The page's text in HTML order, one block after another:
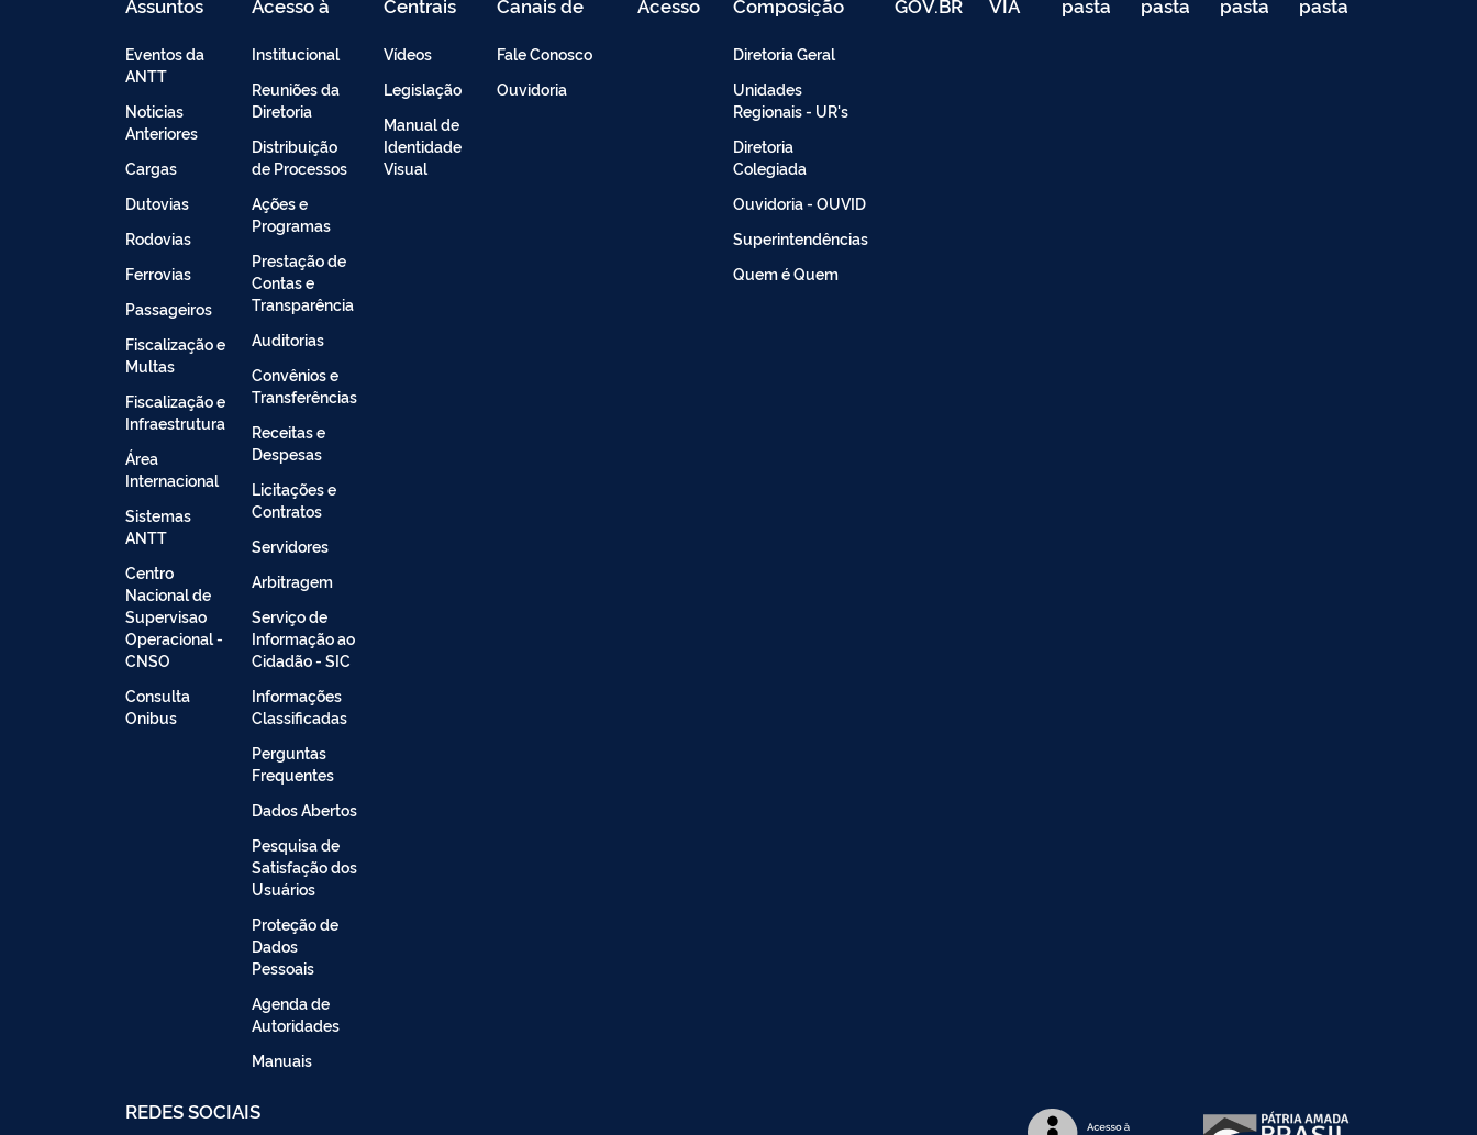
Eventos da
ANTT
Noticias
Anteriores
Cargas
Dutovias
Rodovias
Ferrovias
Passageiros
Fiscalização e
Multas
Fiscalização e
Infraestrutura
Área
Internacional
Sistemas
ANTT
Centro
Nacional de
Supervisao
Operacional -
CNSO
Consulta
Onibus
Informação
Institucional
Reuniões da
Diretoria
Distribuição
de Processos
Ações e
Programas
Prestação de
Contas e
Transparência
Auditorias
Convênios e
Transferências
Receitas e
Despesas
Licitações e
Contratos
Servidores
Arbitragem
Serviço de
Informação ao
Cidadão - SIC
Informações
Classificadas
Perguntas
Frequentes
Dados Abertos
Pesquisa de
Satisfação dos
Usuários
Proteção de
Dados
Pessoais
Agenda de
Autoridades
Manuais
de
Vídeos
Legislação
Manual de
Identidade
Visual
Atendimento
Fale Conosco
Ouvidoria
Restrito
Diretoria Geral
Unidades
Regionais - UR's
Diretoria
Colegiada
Ouvidoria - OUVID
Superintendências
Quem é Quem
040 de de de de
REDES SOCIAIS